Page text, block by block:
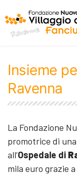
Insieme
Ravenna
La Fondazione
promotrice di una
all’Ospedale di
mila euro grazie